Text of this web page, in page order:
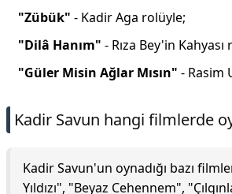
"Zübük" - Kadir Aga rolüyle;
"Dilâ Hanım" - Rıza Bey'in Kahyası
"Güler Misin Ağlar Mısın" - Rasim
Kadir Savun hangi filmlerde
Kadir Savun'un oynadığı bazı
Yıldızı", "Beyaz Cehennem",